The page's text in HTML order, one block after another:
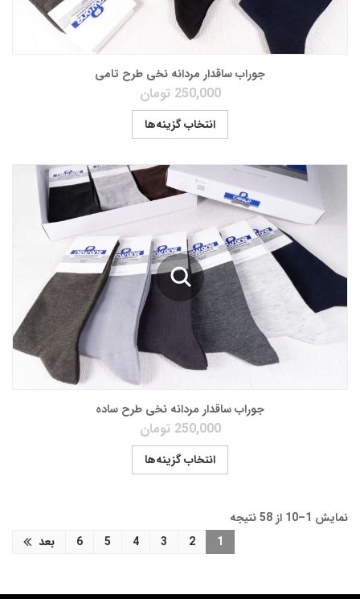
جوراب ساقدار مردانه نخی طرح تامی
250,000 تومان
انتخاب گزینه‌ها
جوراب ساقدار مردانه نخی طرح ساده
250,000 تومان
انتخاب گزینه‌ها
نمایش 1–10 از 58 نتیجه
1
2
3
4
5
6 بعد